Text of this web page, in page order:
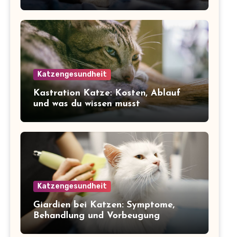
Katzengesundheit
Kastration Katze: Kosten, Ablauf
und was du wissen musst
Katzengesundheit
Giardien bei Katzen: Symptome,
Behandlung und Vorbeugung